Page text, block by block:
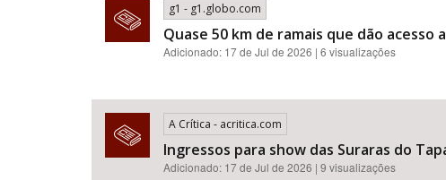
g1 - g1.globo.com
Quase 50 km de ramais que dão
Adicionado: 17 de Jul de 2026 | 6 visualizações
A Crítica - acritica.com
Ingressos para show das Suraras do
Adicionado: 17 de Jul de 2026 | 9 visualizações